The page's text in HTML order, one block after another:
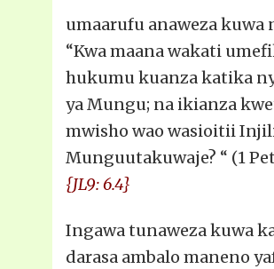
umaarufu anaweza kuwa
“Kwa maana wakati
hukumu kuanza katika
ya Mungu; na ikianza
mwisho wao wasioitii
Munguutakuwaje? “ (1
{JL9: 6.4}
Ingawa tunaweza kuwa
darasa ambalo maneno